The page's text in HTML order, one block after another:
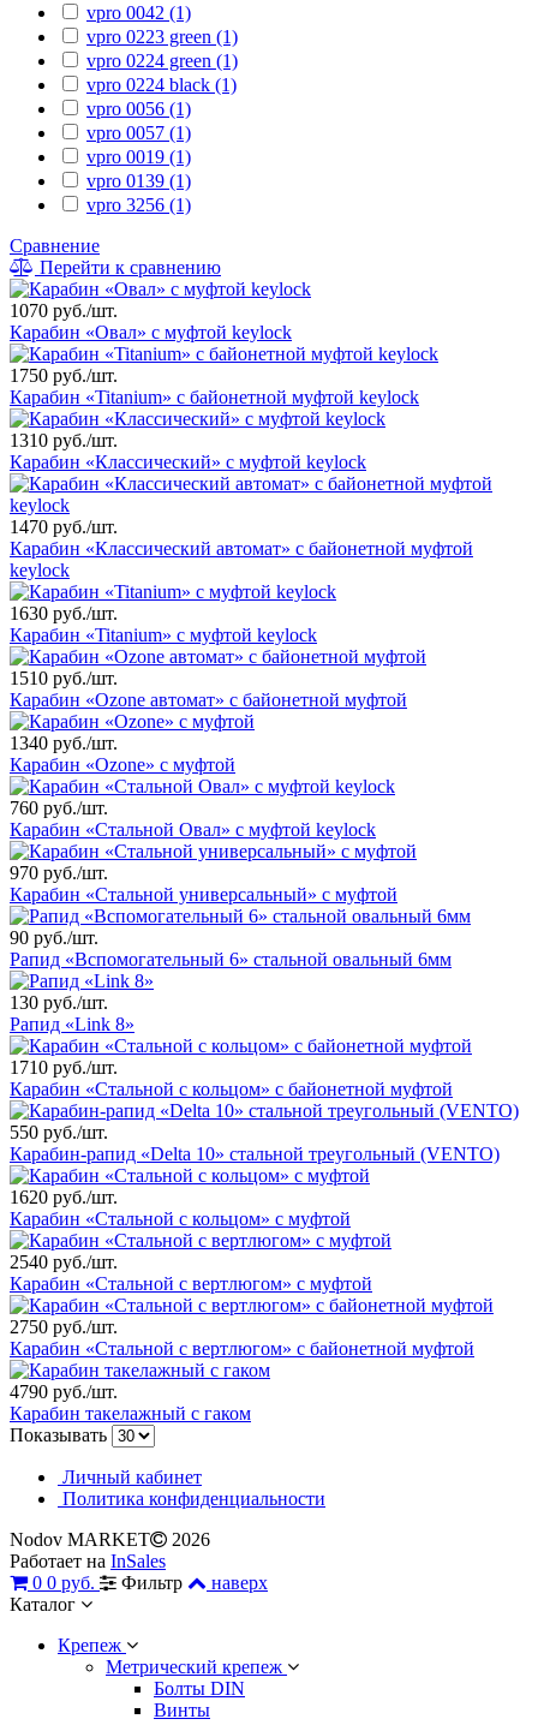
vpro 0042 (1)
vpro 0223 green (1)
vpro 0224 green (1)
vpro 0224 black (1)
vpro 0056 (1)
vpro 0057 (1)
vpro 0019 (1)
vpro 0139 (1)
vpro 3256 (1)
Сравнение
Перейти к сравнению
1070 руб./шт.
Карабин «Овал» с муфтой keylock
1750 руб./шт.
Карабин «Titanium» с байонетной муфтой keylock
1310 руб./шт.
Карабин «Классический» с муфтой keylock
1470 руб./шт.
Карабин «Классический автомат» с байонетной муфтой
keylock
1630 руб./шт.
Карабин «Titanium» с муфтой keylock
1510 руб./шт.
Карабин «Ozone автомат» с байонетной муфтой
1340 руб./шт.
Карабин «Ozone» с муфтой
760 руб./шт.
Карабин «Стальной Овал» с муфтой keylock
970 руб./шт.
Карабин «Стальной универсальный» с муфтой
90 руб./шт.
Рапид «Вспомогательный 6» стальной овальный 6мм
130 руб./шт.
Рапид «Link 8»
1710 руб./шт.
Карабин «Стальной с кольцом» с байонетной муфтой
550 руб./шт.
Карабин-рапид «Delta 10» стальной треугольный (VENTO)
1620 руб./шт.
Карабин «Стальной с кольцом» с муфтой
2540 руб./шт.
Карабин «Стальной с вертлюгом» с муфтой
2750 руб./шт.
Карабин «Стальной с вертлюгом» с байонетной муфтой
4790 руб./шт.
Карабин такелажный с гаком
Показывать
Личный кабинет
Политика конфиденциальности
Nodov MARKET
2026
Работает на InSales
0 0 руб. Фильтр
наверх
Каталог
Крепеж
Метрический крепеж
Болты DIN
Винты